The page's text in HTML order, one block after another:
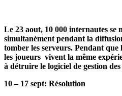
Le 23 aout, 10 000 internautes se
simultanément pendant la
tomber les serveurs. Pendant que
les joueurs vivent la même
à détruire le logiciel de gestion
10 – 17 sept: Résolution